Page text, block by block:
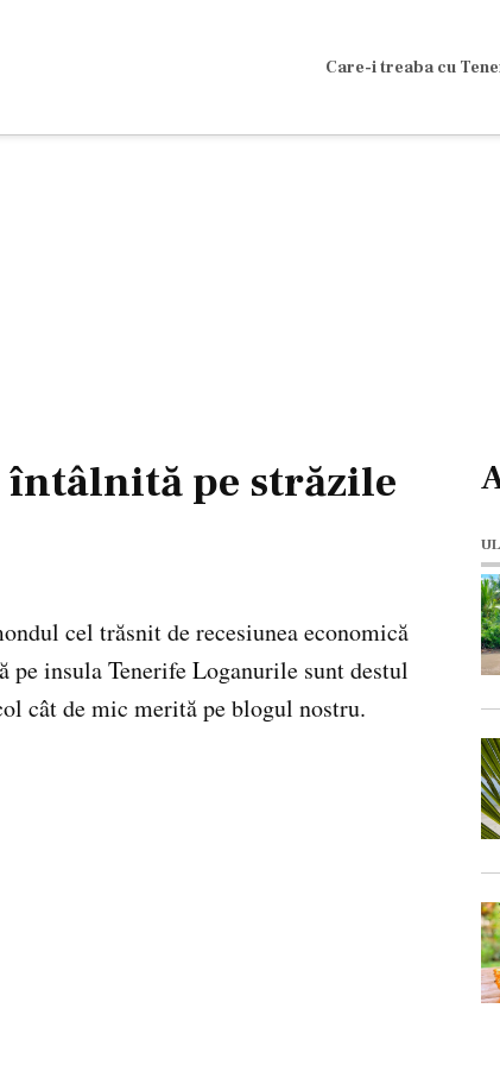
Care-i treaba cu
întâlnită pe străzile
cel trăsnit de recesiunea economică
insula Tenerife Loganurile sunt destul
cât de mic merită pe blogul nostru.